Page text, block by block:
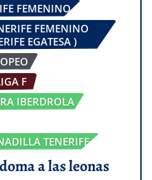
FEMENINO
FEMENINO
EGATESA )
F
IBERDROLA
TENERIFE
a las leonas